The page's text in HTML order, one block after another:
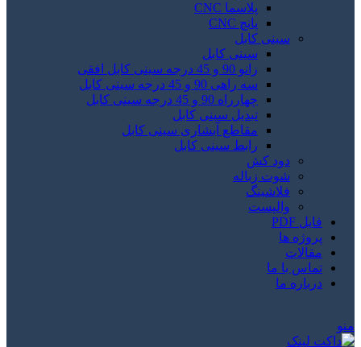
پلاسما CNC
پانچ CNC
سینی کابل
سینی کابل
زانو 90 و 45 درجه سینی کابل افقی
سه راهی 90 و 45 درجه سینی کابل
چهارراه 90 و 45 درجه سینی کابل
تبدیل سینی کابل
مقاطع آبشاری سینی کابل
رابط سینی کابل
دود کش
شوت زباله
فلاشینگ
والپست
فایل PDF
پروژه ها
مقالات
تماس با ما
درباره ما
منو